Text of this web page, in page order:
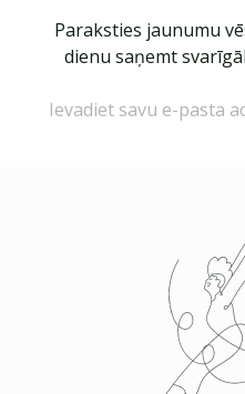
Paraksties jaunumu
dienu saņemt